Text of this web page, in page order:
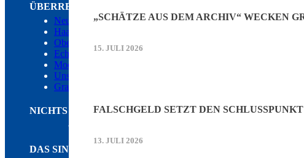
„SCHÄTZE AUS DEM ARCHIV“ WECKEN
15. JULI 2026
FALSCHGELD SETZT DEN SCHLUSSPUNKT
13. JULI 2026
ÜBERREGIONAL WERBEN:
Neufahrner Echo
Haarer Stadt Echo
Oberdinger Kurier
Echinger Echo
Mooskurier
Unser Putzbrunn
Grasbrunner Nachrichten
NICHTS MEHR VERPASSEN!
DAS SIND WIR